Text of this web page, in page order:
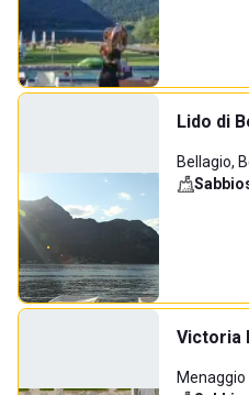
Lido di
Bellagio,
Victoria
Menaggio